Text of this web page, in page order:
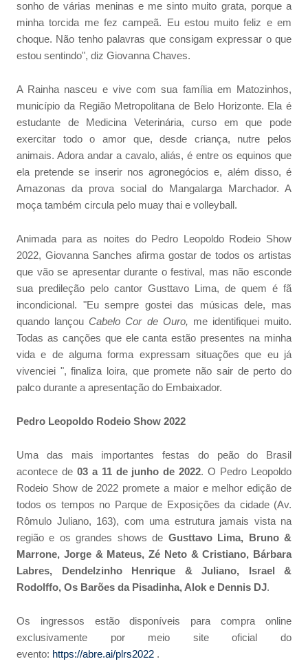
sonho de várias meninas e me sinto muito grata, porque a
minha torcida me fez campeã. Eu estou muito feliz e em
choque. Não tenho palavras que consigam expressar o que
estou sentindo", diz Giovanna Chaves.
A Rainha nasceu e vive com sua família em Matozinhos,
município da Região Metropolitana de Belo Horizonte. Ela é
estudante de Medicina Veterinária, curso em que pode
exercitar todo o amor que, desde criança, nutre pelos
animais. Adora andar a cavalo, aliás, é entre os equinos que
ela pretende se inserir nos agronegócios e, além disso, é
Amazonas da prova social do Mangalarga Marchador. A
moça também circula pelo muay thai e volleyball.
Animada para as noites do Pedro Leopoldo Rodeio Show
2022, Giovanna Sanches afirma gostar de todos os artistas
que vão se apresentar durante o festival, mas não esconde
sua predileção pelo cantor Gusttavo Lima, de quem é fã
incondicional. "Eu sempre gostei das músicas dele, mas
quando lançou Cabelo Cor de Ouro, me identifiquei muito.
Todas as canções que ele canta estão presentes na minha
vida e de alguma forma expressam situações que eu já
vivenciei ", finaliza loira, que promete não sair de perto do
palco durante a apresentação do Embaixador.
Pedro Leopoldo Rodeio Show 2022
Uma das mais importantes festas do peão do Brasil
acontece de 03 a 11 de junho de 2022. O Pedro Leopoldo
Rodeio Show de 2022 promete a maior e melhor edição de
todos os tempos no Parque de Exposições da cidade (Av.
Rômulo Juliano, 163), com uma estrutura jamais vista na
região e os grandes shows de Gusttavo Lima, Bruno &
Marrone, Jorge & Mateus, Zé Neto & Cristiano, Bárbara
Labres, Dendelzinho Henrique & Juliano, Israel &
Rodolffo, Os Barões da Pisadinha, Alok e Dennis DJ.
Os ingressos estão disponíveis para compra online
exclusivamente por meio site oficial do
evento: https://abre.ai/plrs2022 .